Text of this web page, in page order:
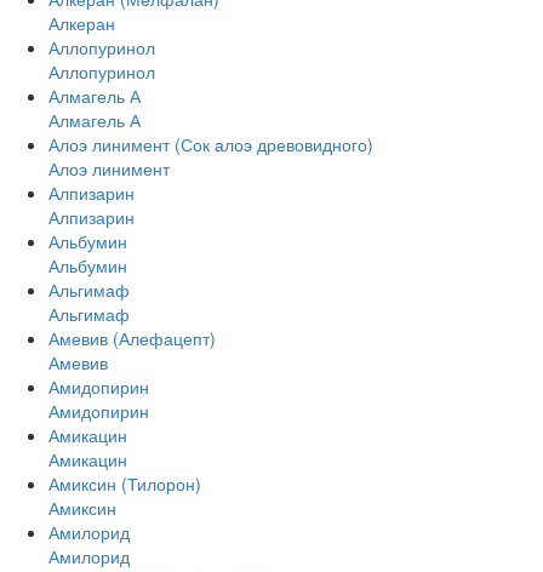
Алкеран
Аллопуринол
Аллопуринол
Алмагель А
Алмагель А
Алоэ линимент (Сок алоэ древовидного)
Алоэ линимент
Алпизарин
Алпизарин
Альбумин
Альбумин
Альгимаф
Альгимаф
Амевив (Алефацепт)
Амевив
Амидопирин
Амидопирин
Амикацин
Амикацин
Амиксин (Тилорон)
Амиксин
Амилорид
Амилорид